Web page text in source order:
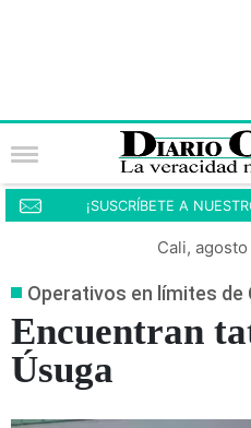
¡SUSCRÍBETE A
Cali,
Operativos en límites de
Encuentran
Úsuga